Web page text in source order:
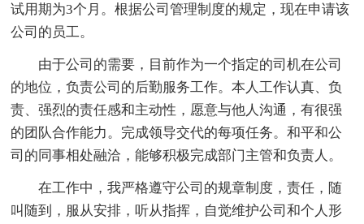
试用期为3个月。根据公司管理制度的规定，现在申请该
公司的员工。
由于公司的需要，目前作为一个指定的司机在公司
的地位，负责公司的后勤服务工作。本人工作认真、负
责、强烈的责任感和主动性，愿意与他人沟通，有很强
的团队合作能力。完成领导交代的每项任务。和平和公
司的同事相处融洽，能够积极完成部门主管和负责人。
在工作中，我严格遵守公司的规章制度，责任，随
叫随到，服从安排，听从指挥，自觉维护公司和个人形